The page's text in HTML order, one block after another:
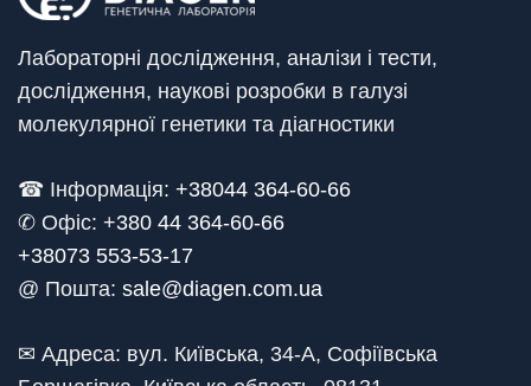
Лабораторні дослідження, аналізи і тести,
дослідження, наукові розробки в галузі
молекулярної генетики та діагностики
☎ Інформація: +38044 364-60-66
✆ Офіс: +380 44 364-60-66
+38073 553-53-17
@ Пошта: sale@diagen.com.ua
✉ Адреса: вул. Київська, 34-А, Софіївська